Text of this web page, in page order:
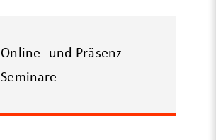
Online- und Präsenz
Seminare